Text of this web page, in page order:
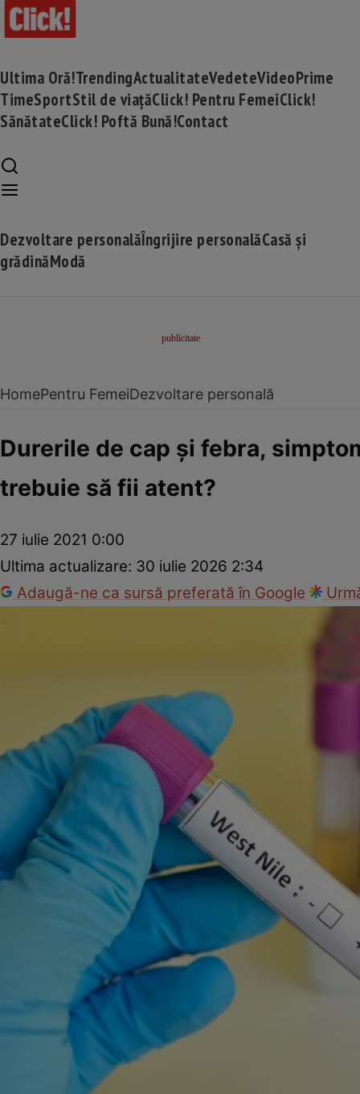
Ultima Oră!TrendingActualitateVedeteVideoPrime
TimeSportStil de viațăClick! Pentru FemeiClick!
SănătateClick! Poftă Bună!Contact
Dezvoltare personalăÎngrijire personalăCasă și
grădinăModă
HomePentru FemeiDezvoltare personală
Durerile de cap şi febra,
trebuie să fii atent?
27 iulie 2021 0:00
Ultima actualizare: 30 iulie 2026 2:34
Adaugă-ne ca sursă preferată în Google